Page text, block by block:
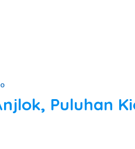
Puluhan